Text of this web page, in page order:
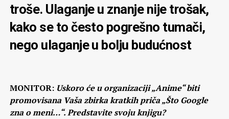
troše. Ulaganje u znanje nije trošak,
kako se to često pogrešno tumači,
nego ulaganje u bolju budućnost
MONITOR: Uskoro će u organizaciji „Anime“ biti
promovisana Vaša zbirka kratkih priča „Što Google
zna o meni…“. Predstavite svoju knjigu?